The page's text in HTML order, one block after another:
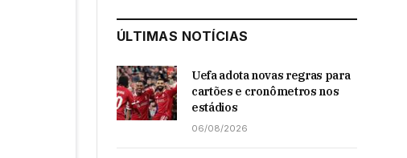
ÚLTIMAS NOTÍCIAS
Uefa adota novas regras para
cartões e cronômetros nos
estádios
06/08/2026